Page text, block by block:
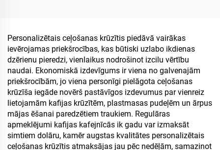
tērauda sublimācijas
ceļojuma tējkanna
tumblers ar flip salmiņu un
rokturi
Personalizētais ceļošanas krūzītis piedāvā vairākas
ievērojamas priekšrocības, kas būtiski uzlabo ikdienas
dzērienu pieredzi, vienlaikus nodrošinot izcilu vērtību
naudai. Ekonomiskā izdevīgums ir viena no galvenajām
priekšrocībām, jo viena personīgi pielāgota ceļošanas
krūzīša iegāde novērš pastāvīgos izdevumus par vienreiz
lietojamām kafijas krūzītēm, plastmasas pudeļēm un ārpus
mājas ēšanai paredzētiem traukiem. Regulāras
apmeklējumi kafijas kafejnīcās ik gadu var izmaksāt
simtiem dolāru, kamēr augstas kvalitātes personalizētais
ceļošanas krūzītis atmaksājas jau pēc nedēļām, samazinot